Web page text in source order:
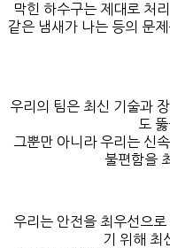
막힌 하수구는 제대로 처
같은 냄새가 나는 등의 문
우리의 팀은 최신 기술과
도
그뿐만 아니라 우리는 신
불편함을
우리는 안전을 최우선으
기 위해 최